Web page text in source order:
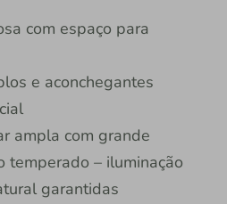
com espaço para
e aconchegantes
ampla com grande
temperado – iluminação
garantidas